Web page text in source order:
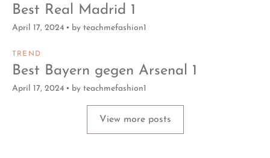
Best Real Madrid 1
April 17, 2024 by teachmefashion1
TREND
Best Bayern gegen Arsenal 1
April 17, 2024 by teachmefashion1
View more posts